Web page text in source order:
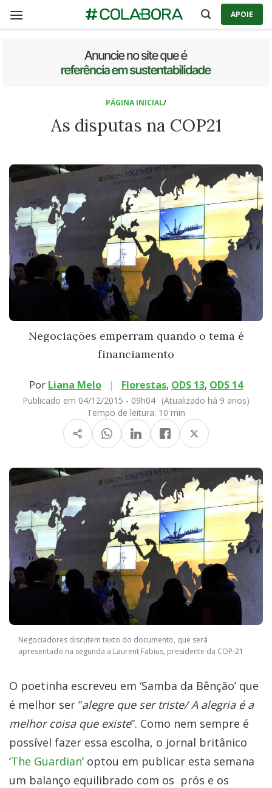
APOIE
PÁGINA INICIAL/
As disputas na COP21
Negociações emperram quando o tema é
financiamento
Por Liana Melo | Florestas, ODS 13, ODS 14
Publicado em 04/12/2015 - 09h04 (Atualizado há 9 anos)
Tempo de leitura: 10 min
Negociadores discutem texto do documento, que será
apresentado na segunda a Laurent Fabius, presidente da COP-21
O poetinha escreveu em ‘Samba da Bênção’ que
é melhor ser “alegre que ser triste/ A alegria é a
melhor coisa que existe”. Como nem sempre é
possível fazer essa escolha, o jornal britânico
‘The Guardian’ optou em publicar esta semana
um balanço equilibrado com os prós e os